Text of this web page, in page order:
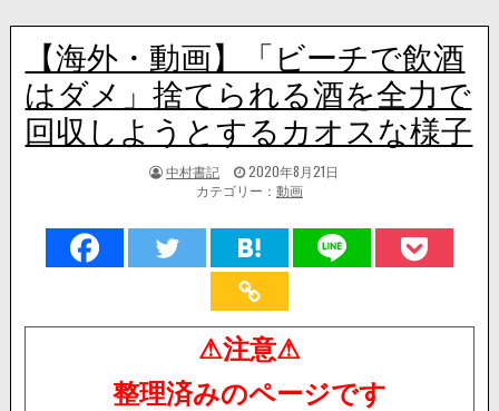
【海外・動画】「ビーチで飲酒
はダメ」捨てられる酒を全力で
回収しようとするカオスな様子
著
中村書記
掲
載
2020年8月21日
カテゴリー： 動画
⚠注意⚠
整理済みのページです